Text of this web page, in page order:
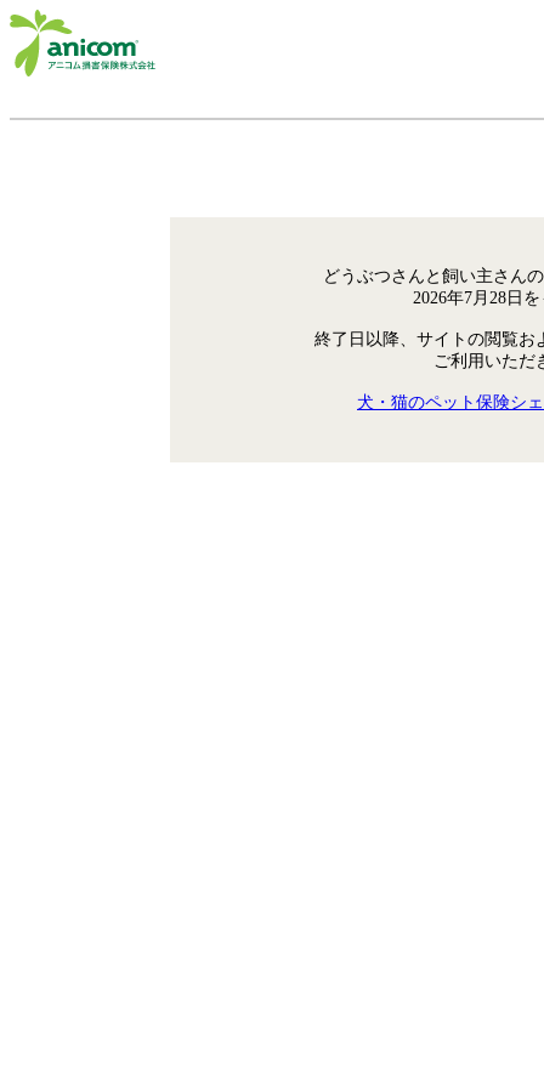
どうぶつさんと飼い主さん
2026年7月28日
終了日以降、サイトの閲覧お
ご利用いただ
犬・猫のペット保険シ